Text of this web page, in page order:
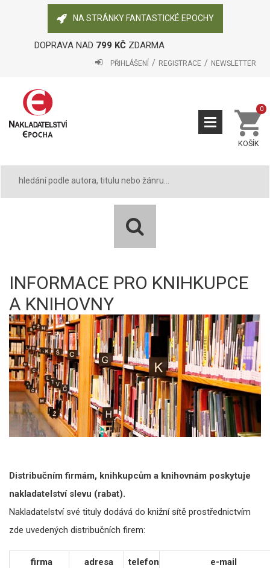
NA STRÁNKY FANTASTICKÉ EPOCHY
DOPRAVA NAD 799 KČZDARMA
PŘIHLÁŠENÍ REGISTRACE NEWSLETTER
KOŠÍK
0
INFORMACE PRO KNIHKUPCE
A KNIHOVNY
Distribučním firmám, knihkupcům a knihovnám poskytuje
nakladatelství slevu (rabat).
Nakladatelství své tituly dodává do knižní sítě prostřednictvím
zde uvedených distribučních firem:
firma adresa telefon e-mail